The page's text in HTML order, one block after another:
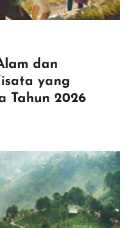
dan
yang
Tahun 2026